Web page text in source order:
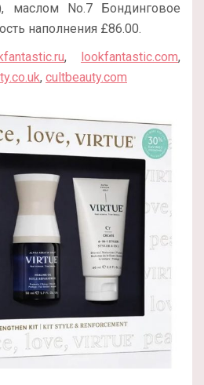
маслом No.7 Бондинговое
наполнения £86.00.
, lookfantastic.com,
, cultbeauty.com